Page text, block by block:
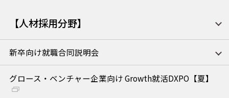
【人材採用分野】
新卒向け就職合同説明会
グロース・ベンチャー企業向け Growth就活DXPO【夏】